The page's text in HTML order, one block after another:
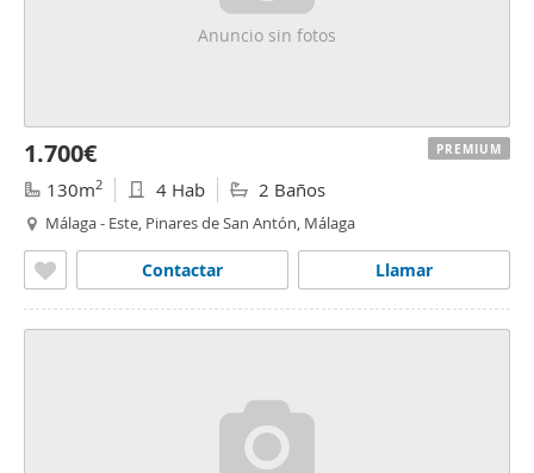
Anuncio sin fotos
1.700€
130m2 4 Hab 2 Baños
Málaga - Este, Pinares de San Antón, Málaga
Llamar
Contactar
PREMIUM